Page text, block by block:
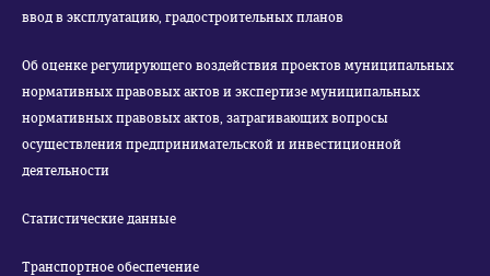
ввод в эксплуатацию, градостроительных планов
Об оценке регулирующего воздействия проектов муниципальных
нормативных правовых актов и экспертизе муниципальных
нормативных правовых актов, затрагивающих вопросы
осуществления предпринимательской и инвестиционной
деятельности
Статистические данные
Транспортное обеспечение